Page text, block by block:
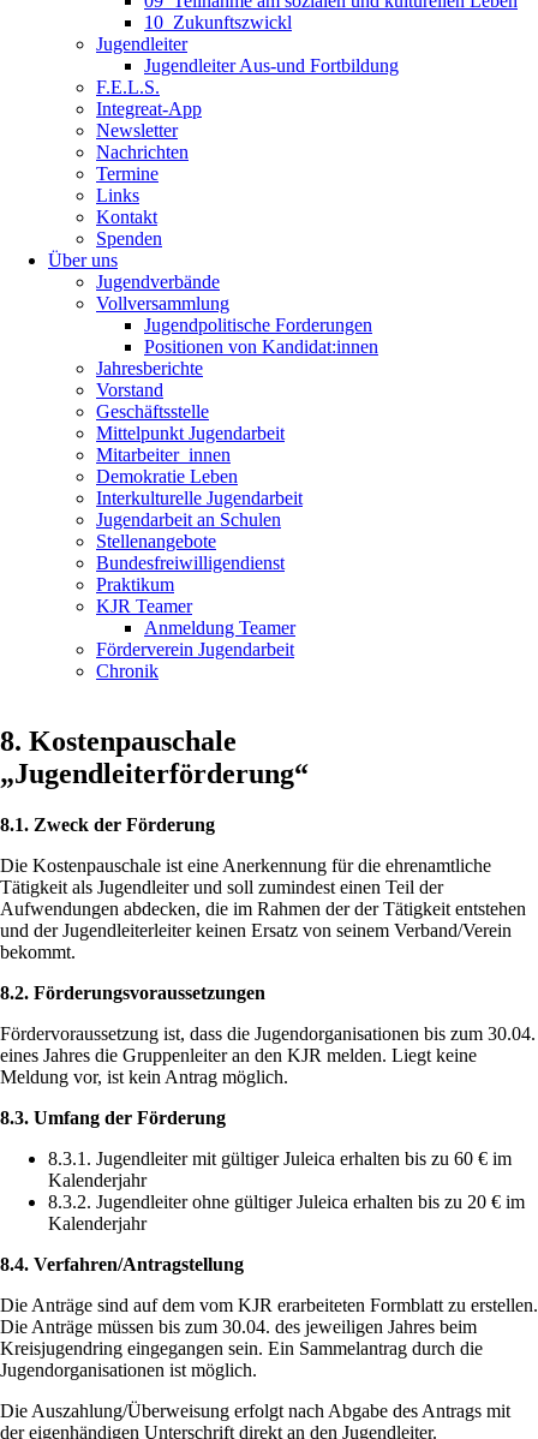
10_Zukunftszwickl
Jugendleiter
Jugendleiter Aus-und Fortbildung
F.E.L.S.
Integreat-App
Newsletter
Nachrichten
Termine
Links
Kontakt
Spenden
Über uns
Jugendverbände
Vollversammlung
Jugendpolitische Forderungen
Positionen von Kandidat:innen
Jahresberichte
Vorstand
Geschäftsstelle
Mittelpunkt Jugendarbeit
Mitarbeiter_innen
Demokratie Leben
Interkulturelle Jugendarbeit
Jugendarbeit an Schulen
Stellenangebote
Bundesfreiwilligendienst
Praktikum
KJR Teamer
Anmeldung Teamer
Förderverein Jugendarbeit
Chronik
8. Kostenpauschale
„Jugendleiterförderung“
8.1. Zweck der Förderung
Die Kostenpauschale ist eine Anerkennung für die ehrenamtliche
Tätigkeit als Jugendleiter und soll zumindest einen Teil der
Aufwendungen abdecken, die im Rahmen der der Tätigkeit entstehen
und der Jugendleiterleiter keinen Ersatz von seinem Verband/Verein
bekommt.
8.2. Förderungsvoraussetzungen
Fördervoraussetzung ist, dass die Jugendorganisationen bis zum 30.04.
eines Jahres die Gruppenleiter an den KJR melden. Liegt keine
Meldung vor, ist kein Antrag möglich.
8.3. Umfang der Förderung
8.3.1. Jugendleiter mit gültiger Juleica erhalten bis zu 60 € im
Kalenderjahr
8.3.2. Jugendleiter ohne gültiger Juleica erhalten bis zu 20 € im
Kalenderjahr
8.4. Verfahren/Antragstellung
Die Anträge sind auf dem vom KJR erarbeiteten Formblatt zu erstellen.
Die Anträge müssen bis zum 30.04. des jeweiligen Jahres beim
Kreisjugendring eingegangen sein. Ein Sammelantrag durch die
Jugendorganisationen ist möglich.
Die Auszahlung/Überweisung erfolgt nach Abgabe des Antrags mit
der eigenhändigen Unterschrift direkt an den Jugendleiter.